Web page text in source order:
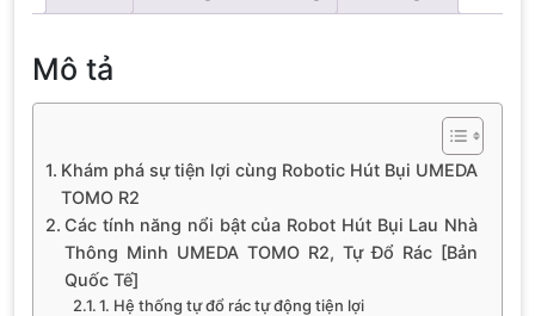
Mô tả
Khám phá sự tiện lợi cùng Robotic Hút Bụi UMEDA
TOMO R2
Các tính năng nổi bật của Robot Hút Bụi Lau Nhà
Thông Minh UMEDA TOMO R2, Tự Đổ Rác [Bản
Quốc Tế]
1. Hệ thống tự đổ rác tự động tiện lợi